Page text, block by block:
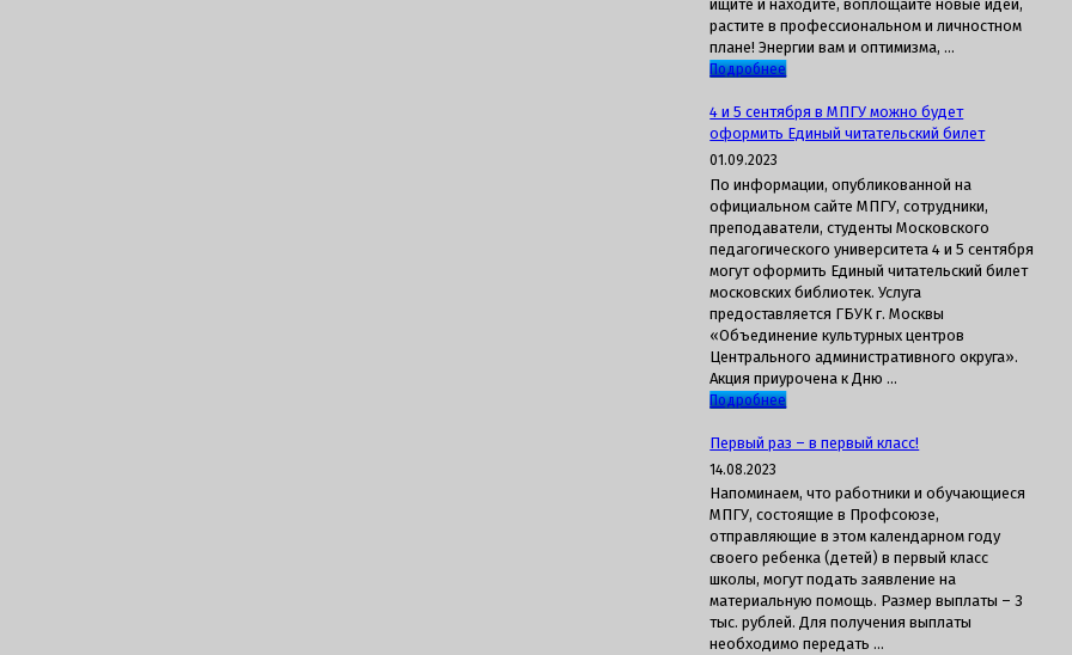
ищите и находите, воплощайте новые идеи,
растите в профессиональном и личностном
плане! Энергии вам и оптимизма, …
Подробнее
4 и 5 сентября в МПГУ можно будет
оформить Единый читательский билет
01.09.2023
По информации, опубликованной на
официальном сайте МПГУ, сотрудники,
преподаватели, студенты Московского
педагогического университета 4 и 5 сентября
могут оформить Единый читательский билет
московских библиотек. Услуга
предоставляется ГБУК г. Москвы
«Объединение культурных центров
Центрального административного округа».
Акция приурочена к Дню …
Подробнее
Первый раз – в первый класс!
14.08.2023
Напоминаем, что работники и обучающиеся
МПГУ, состоящие в Профсоюзе,
отправляющие в этом календарном году
своего ребенка (детей) в первый класс
школы, могут подать заявление на
материальную помощь. Размер выплаты – 3
тыс. рублей. Для получения выплаты
необходимо передать …